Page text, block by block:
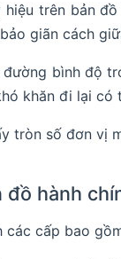
trên bản
giãn cách
bình độ
khăn đi lại có
tròn số đơn vị
hành
các cấp bao